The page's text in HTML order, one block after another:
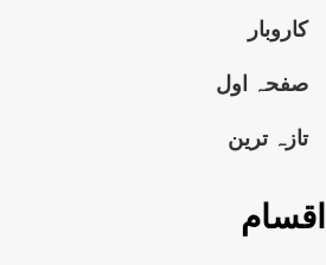
اقسام
کاروبار
صفحہ اول
تازہ ترین